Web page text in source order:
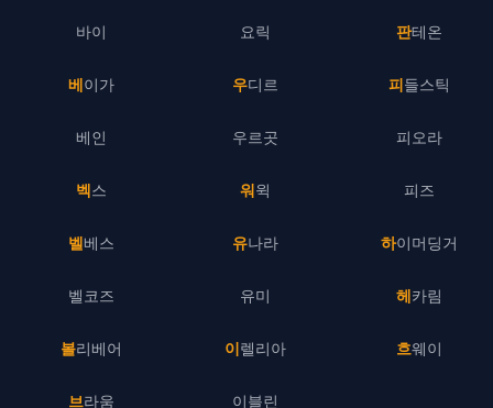
바이
베이가
베인
벡스
벨베스
벨코즈
볼리베어
브라움
요릭
우디르
우르곳
워윅
유나라
유미
이렐리아
이블린
판테온
피들스틱
피오라
피즈
하이머딩거
헤카림
흐웨이